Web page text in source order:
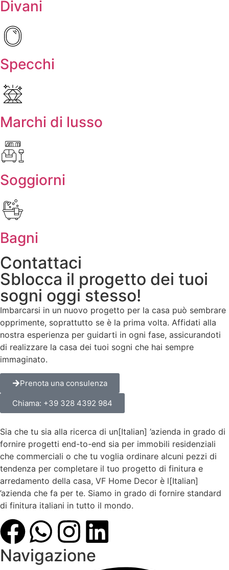
Divani
Specchi
Marchi di lusso
Soggiorni
Bagni
Contattaci
Sblocca il progetto dei tuoi
sogni oggi stesso!
Imbarcarsi in un nuovo progetto per la casa può sembrare
opprimente, soprattutto se è la prima volta. Affidati alla
nostra esperienza per guidarti in ogni fase, assicurandoti
di realizzare la casa dei tuoi sogni che hai sempre
immaginato.
Prenota una consulenza
Chiama: +39 328 4392 984
Sia che tu sia alla ricerca di un[Italian] ’azienda in grado di
fornire progetti end-to-end sia per immobili residenziali
che commerciali o che tu voglia ordinare alcuni pezzi di
tendenza per completare il tuo progetto di finitura e
arredamento della casa, VF Home Decor è l[Italian]
’azienda che fa per te. Siamo in grado di fornire standard
di finitura italiani in tutto il mondo.
Navigazione